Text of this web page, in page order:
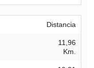
Distancia
11,96
Km.